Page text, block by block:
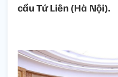
cầu Tứ Liên (Hà Nội).